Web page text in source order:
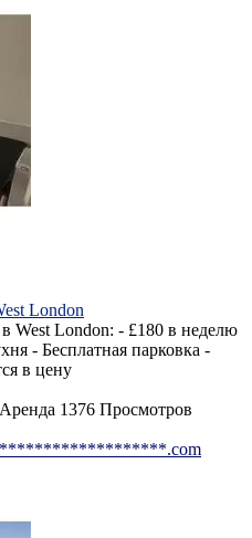
London
West London: - £180 в неделю
- Бесплатная парковка -
в цену
Аренда 1376 Просмотров